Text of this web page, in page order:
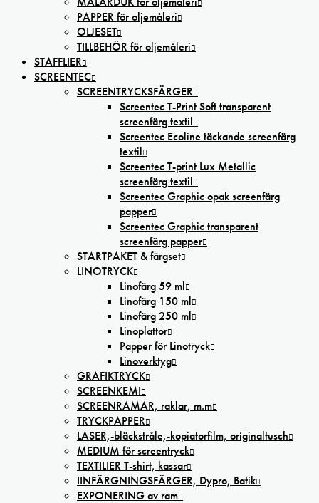
PAPPER för oljemåleri
OLJESET
TILLBEHÖR för oljemåleri
STAFFLIER
SCREENTEC
SCREENTRYCKSFÄRGER
Screentec T-Print Soft transparent
screenfärg textil
Screentec Ecoline täckande screenfärg
textil
Screentec T-print Lux Metallic
screenfärg textil
Screentec Graphic opak screenfärg
papper
Screentec Graphic transparent
screenfärg papper
STARTPAKET & färgset
LINOTRYCK
Linofärg 59 ml
Linofärg 150 ml
Linofärg 250 ml
Linoplattor
Papper för Linotryck
Linoverktyg
GRAFIKTRYCK
SCREENKEMI
SCREENRAMAR, raklar, m.m
TRYCKPAPPER
LASER,-bläckstråle,-kopiatorfilm, oríginaltusch
MEDIUM för screentryck
TEXTILIER T-shirt, kassar
IINFÄRGNINGSFÄRGER, Dypro, Batik
EXPONERING av ram